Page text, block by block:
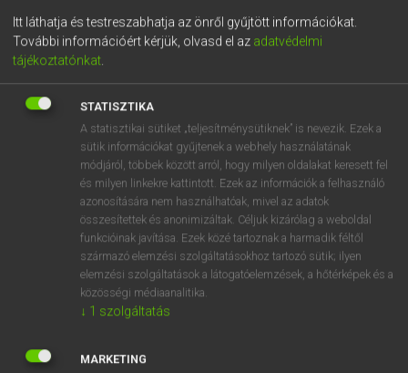
Európai uniós terminológiai szótár
VAN ELŐFIZETÉSED?
Van előfizetésem a teljes szócikk megtekintéséhez.
BELÉPÉS
Itt láthatja és testreszabhatja az önről gyűjtött információkat.
További információért kérjük, olvasd el az adatvédelmi
tájékoztatónkat.
STATISZTIKA
A statisztikai sütiket „teljesítménysütiknek” is nevezik. Ezek a
sütik információkat gyűjtenek a webhely használatának
módjáról, többek között arról, hogy milyen oldalakat keresett fel
és milyen linkekre kattintott. Ezek az információk a felhasználó
azonosítására nem használhatóak, mivel az adatok
összesítettek és anonimizáltak. Céljuk kizárólag a weboldal
funkcióinak javítása. Ezek közé tartoznak a harmadik féltől
származó elemzési szolgáltatásokhoz tartozó sütik; ilyen
elemzési szolgáltatások a látogatóelemzések, a hőtérképek és a
közösségi médiaanalitika.
↓ 1 szolgáltatás
MARKETING
t z u i o p
g h j k l é á ű Ω
n m , . AltGr